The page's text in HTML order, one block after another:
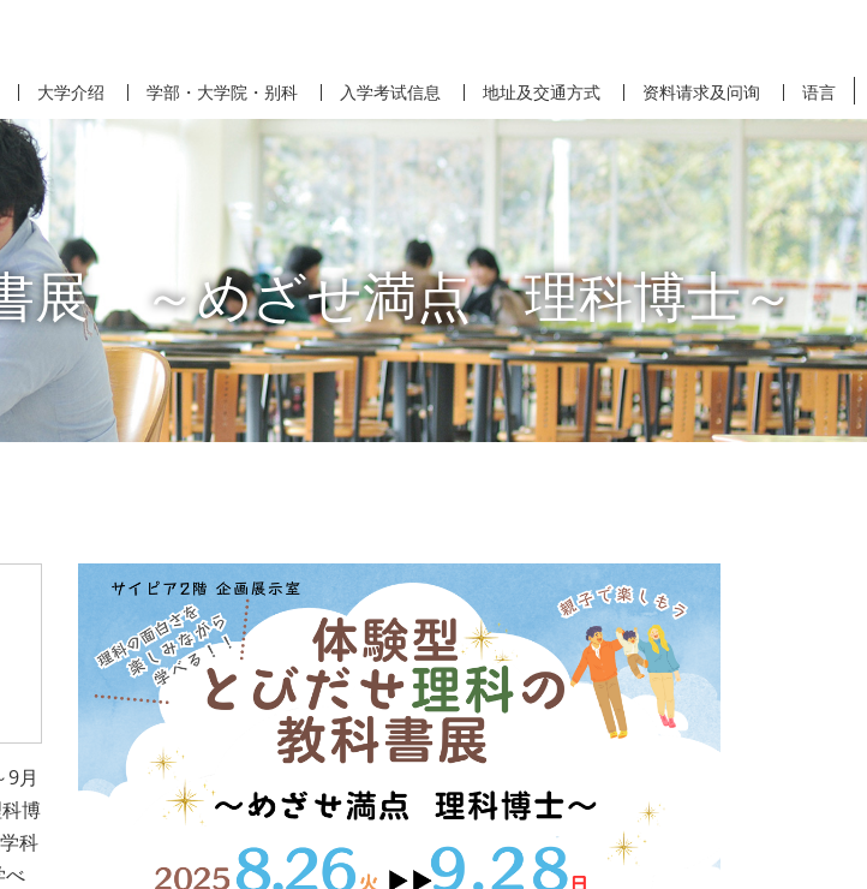
大学介绍 学部・大学院・别科 入学考试信息 地址及交通方式 资料请求及问询 语言
展 ～めざせ満点 理科博士～
月
博
科
べ